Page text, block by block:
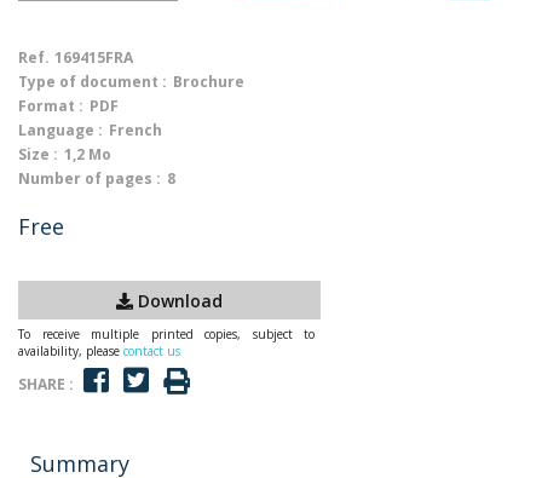
Ref. 169415FRA
Type of document : Brochure
Format : PDF
Language : French
Size : 1,2 Mo
Number of pages : 8
Free
Download
To receive multiple printed copies, subject to
availability, please contact us
SHARE :
Summary